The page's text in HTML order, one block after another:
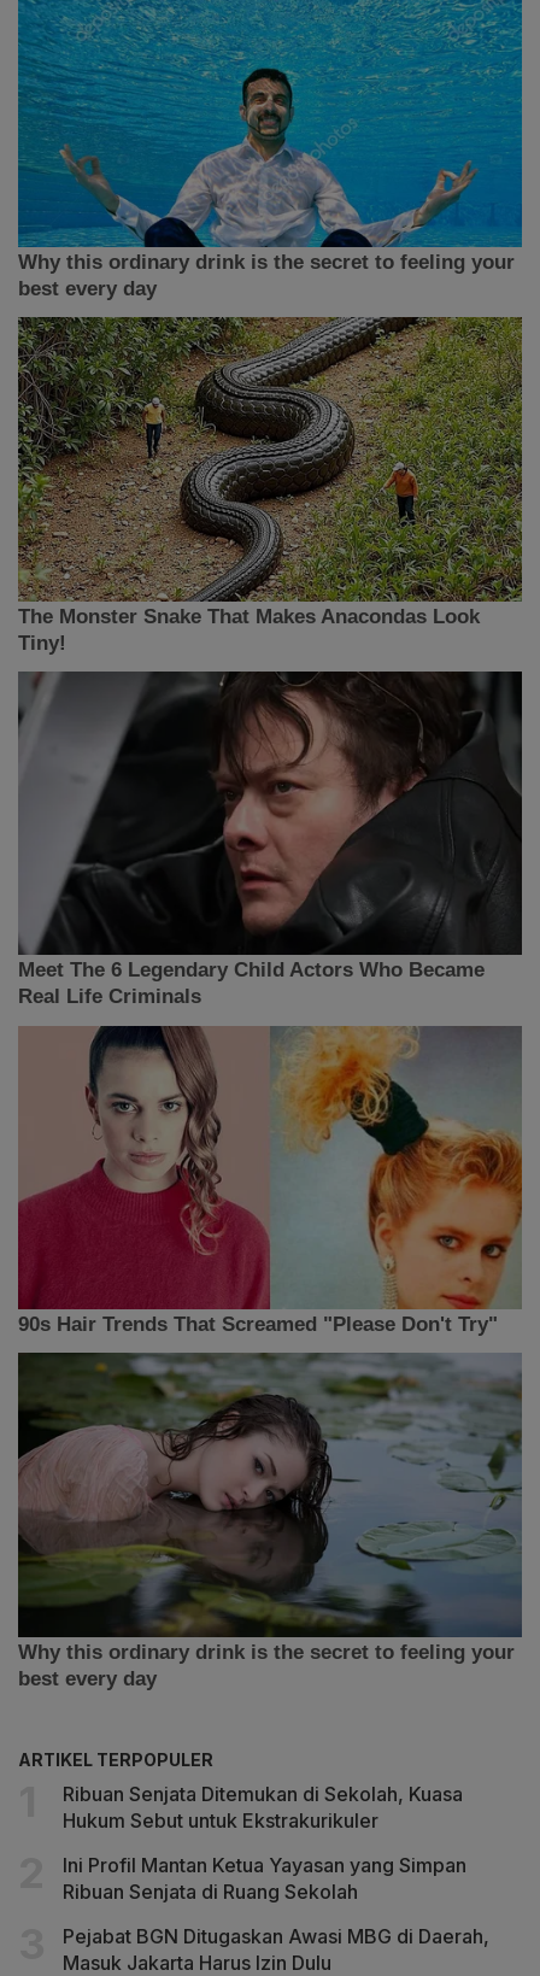
ARTIKEL TERPOPULER
Ribuan Senjata Ditemukan di Sekolah, Kuasa
Hukum Sebut untuk Ekstrakurikuler
Ini Profil Mantan Ketua Yayasan yang Simpan
Ribuan Senjata di Ruang Sekolah
Pejabat BGN Ditugaskan Awasi MBG di Daerah,
Masuk Jakarta Harus Izin Dulu